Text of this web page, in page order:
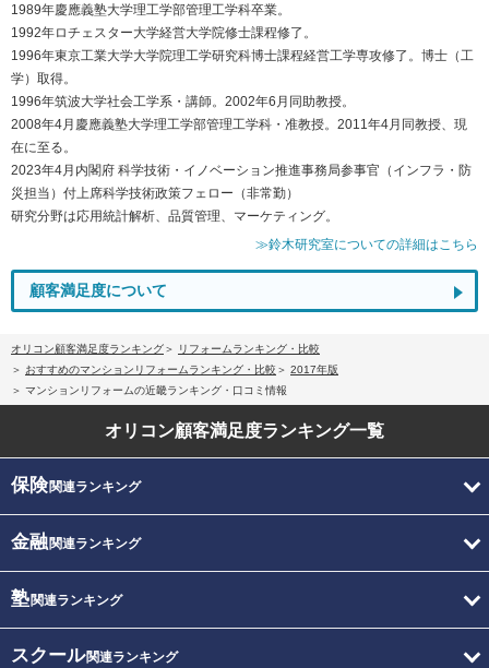
1989年慶應義塾大学理工学部管理工学科卒業。
1992年ロチェスター大学経営大学院修士課程修了。
1996年東京工業大学大学院理工学研究科博士課程経営工学専攻修了。博士（工
学）取得。
1996年筑波大学社会工学系・講師。2002年6月同助教授。
2008年4月慶應義塾大学理工学部管理工学科・准教授。2011年4月同教授、現
在に至る。
2023年4月内閣府 科学技術・イノベーション推進事務局参事官（インフラ・防
災担当）付上席科学技術政策フェロー（非常勤）
研究分野は応用統計解析、品質管理、マーケティング。
≫鈴木研究室についての詳細はこちら
顧客満足度について
オリコン顧客満足度ランキング
リフォームランキング・比較
おすすめのマンションリフォームランキング・比較
2017年版
マンションリフォームの近畿ランキング・口コミ情報
オリコン顧客満足度ランキング一覧
保険関連ランキング
金融関連ランキング
塾関連ランキング
スクール関連ランキング